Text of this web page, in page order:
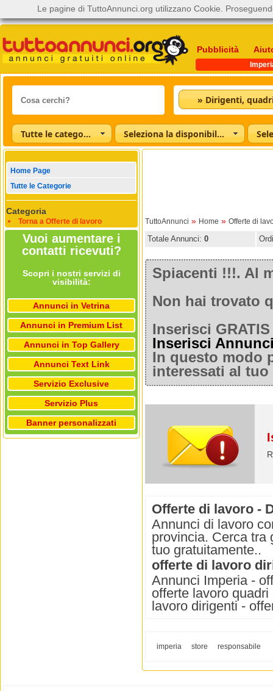
Pubblicità
Tutte le categorie Seleziona la disponibilità
Home Page
Tutte le Categorie
Categoria
Torna a Offerte di lavoro
Vuoi aumentare i
contatti ricevuti?
Scopri i nostri servizi di
visibilità:
Annunci in Vetrina
Annunci in Premium List
Annunci in Top Gallery
Annunci Text Link
Servizio Exclusive
Servizio Plus
Banner personalizzati
TuttoAnnunci » Home » Offerte di
Totale Annunci: 0
Spiacenti !!!. Al
Non hai trovato
Inserisci
Inserisci
In questo modo
interessati al
Offerte di lavoro -
Annunci di lavoro
provincia. Cerca tra
tuo gratuitamente..
offerte di lavoro
Annunci Imperia -
offerte lavoro
lavoro dirigenti -
imperia store responsabile
Le pagine di TuttoAnnunci.org utilizzano Cookie.